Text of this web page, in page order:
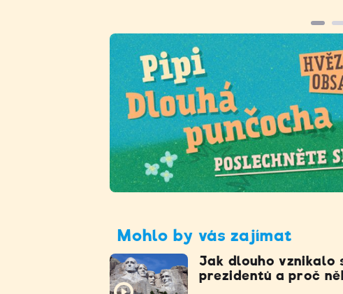
Mohlo by vás zajímat
Jak dlouho vznikalo
prezidentů a proč